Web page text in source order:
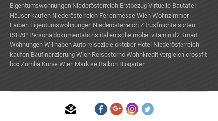
Eigentumswohnungen Niederösterreich Erstbezug Virtuelle Bautafel
Häuser kaufen Niederösterreich Ferienmesse Wien Wohnzimmer
Farben Eigentumswohnungen Niederösterreich Zitrusfrüchte sorten
ISHAP Personaldokumentations italienische möbel vitamin d2 Smart
Wohnungen Willhaben Auto reiseziele oktober Hotel Niederösterreich
kaufen Baufinanzierung Wien Reisestorno Wohnkredit vergleich crossfit
box Zumba Kurse Wien Markise Balkon Biogarten